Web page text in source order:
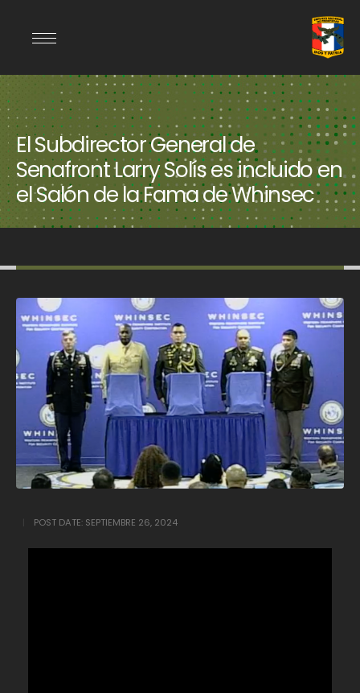
El Subdirector General de
Senafront Larry Solís es incluido en
el Salón de la Fama de Whinsec
POST DATE: SEPTIEMBRE 26, 2024